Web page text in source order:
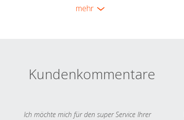
mehr
Kundenkommentare
Ich möchte mich für den super Service Ihrer